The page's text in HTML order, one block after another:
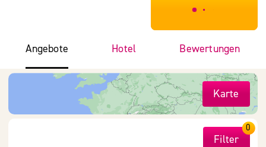
***************
Angebote Hotel Bewertungen
Karte
Filter
0